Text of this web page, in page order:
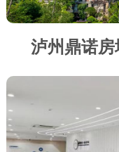
泸州鼎诺